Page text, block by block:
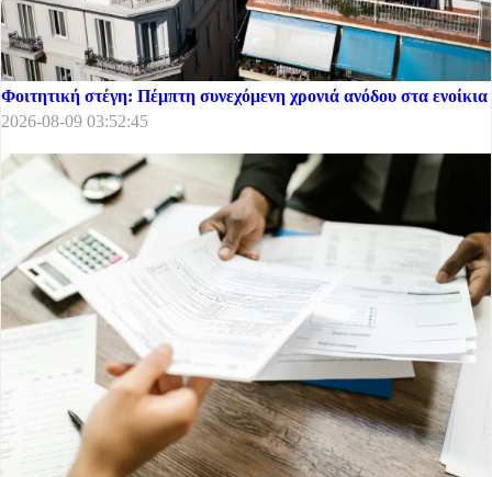
Φοιτητική στέγη: Πέμπτη συνεχόμενη χρονιά ανόδου στα ενοίκια
2026-08-09 03:52:45